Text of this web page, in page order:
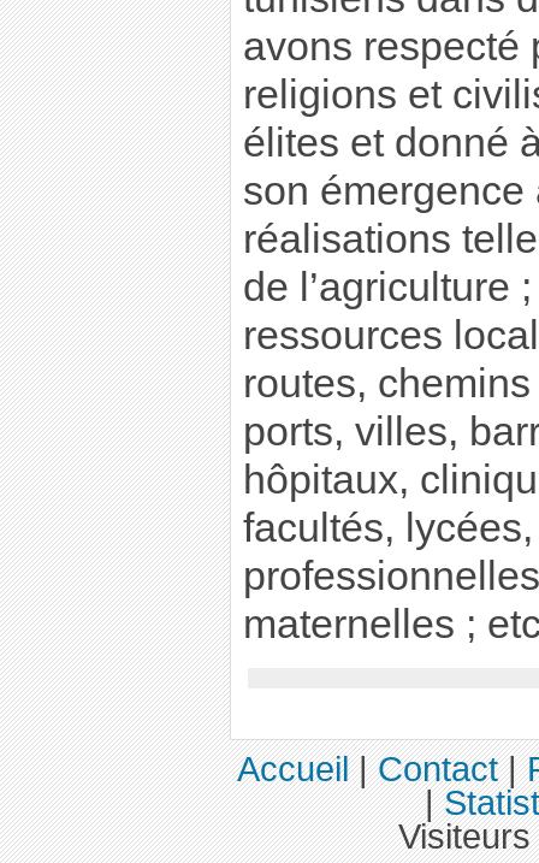
avons respecté
religions et
élites et donné
son
réalisations
de l’agriculture
ressources
routes,
ports, villes,
hôpitaux,
facultés,
maternelles ;
Accueil|Contact|
|